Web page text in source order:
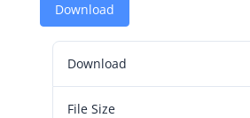
Download
Download
File Size